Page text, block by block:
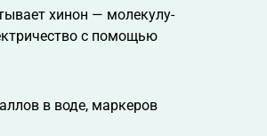
хинон — молекулу-
с помощью
в воде, маркеров